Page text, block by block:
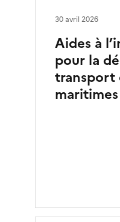
Aides à
pour la
transport
maritimes
30 avril 2026